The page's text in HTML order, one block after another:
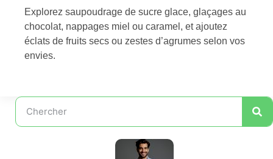
Explorez saupoudrage de sucre glace, glaçages au
chocolat, nappages miel ou caramel, et ajoutez
éclats de fruits secs ou zestes d’agrumes selon vos
envies.